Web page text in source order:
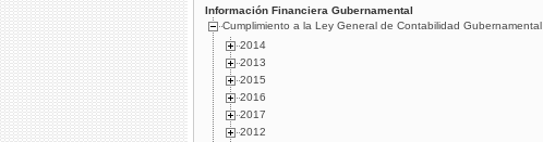
Información Financiera Gubernamental
Cumplimiento a la Ley General de Contabilidad Gubernamental
2014
2013
2015
2016
2017
2012